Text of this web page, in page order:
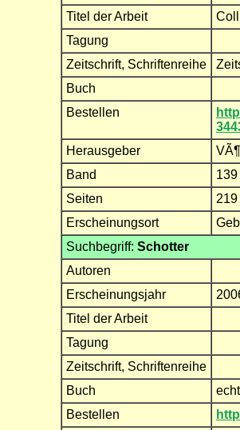
Titel der Arbeit
Tagung
Zeitschrift, Schriftenreihe
Buch
Bestellen
Herausgeber
Band
139
Seiten
Erscheinungsort
Suchbegriff: Schotter
Autoren
Erscheinungsjahr
Titel der Arbeit
Tagung
Zeitschrift, Schriftenreihe
Buch
Bestellen